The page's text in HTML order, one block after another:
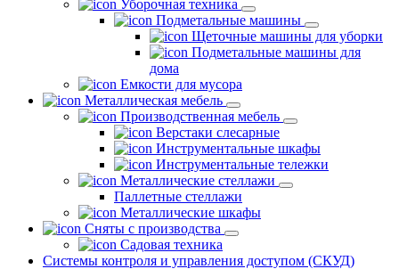
Уборочная техника
Подметальные машины
Щеточные машины для уборки
Подметальные машины для
дома
Емкости для мусора
Металлическая мебель
Производственная мебель
Верстаки слесарные
Инструментальные шкафы
Инструментальные тележки
Металлические стеллажи
Паллетные стеллажи
Металлические шкафы
Сняты с производства
Садовая техника
Системы контроля и управления доступом (СКУД)